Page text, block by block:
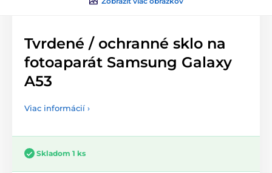
Tvrdené / ochranné sklo na
fotoaparát Samsung Galaxy
A53
Viac informácií ›
Skladom 1 ks